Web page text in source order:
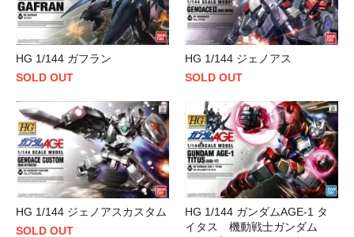
HG 1/144 ガフラン
SOLD OUT
HG 1/144 ジェノアス
SOLD OUT
HG 1/144 ジェノアスカスタム
SOLD OUT
HG 1/144 ガンダムAGE-1 タ
イタス 機動戦士ガンダム